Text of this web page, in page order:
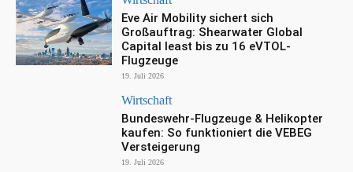
Eve Air Mobility sichert sich
Großauftrag: Shearwater Global
Capital least bis zu 16 eVTOL-
Flugzeuge
19. Juli 2026
Wirtschaft
Bundeswehr-Flugzeuge & Helikopter
kaufen: So funktioniert die VEBEG
Versteigerung
19. Juli 2026